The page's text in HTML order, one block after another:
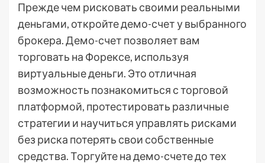
Прежде чем рисковать своими реальными
деньгами, откройте демо-счет у выбранного
брокера. Демо-счет позволяет вам
торговать на Форексе, используя
виртуальные деньги. Это отличная
возможность познакомиться с торговой
платформой, протестировать различные
стратегии и научиться управлять рисками
без риска потерять свои собственные
средства. Торгуйте на демо-счете до тех